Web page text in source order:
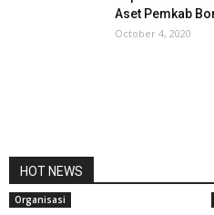
Aset Pemkab
October 4, 2020
HOT NEWS
Organisasi